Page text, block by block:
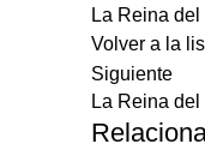
La Reina
Volver a la
Siguiente
La Reina